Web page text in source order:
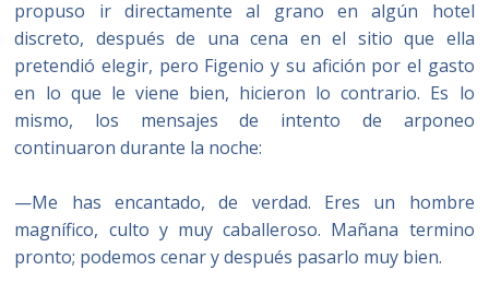
propuso ir directamente al grano en algún hotel
discreto, después de una cena en el sitio que ella
pretendió elegir, pero Figenio y su afición por el gasto
en lo que le viene bien, hicieron lo contrario. Es lo
mismo, los mensajes de intento de arponeo
continuaron durante la noche:
—Me has encantado, de verdad. Eres un hombre
magnífico, culto y muy caballeroso. Mañana termino
pronto; podemos cenar y después pasarlo muy bien.